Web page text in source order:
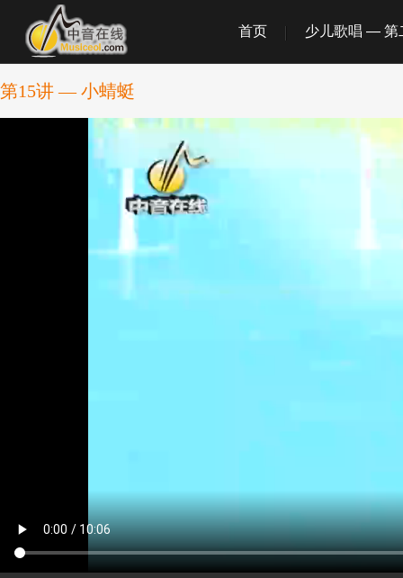
首页 少儿歌唱 — 第
第15讲 — 小蜻蜓